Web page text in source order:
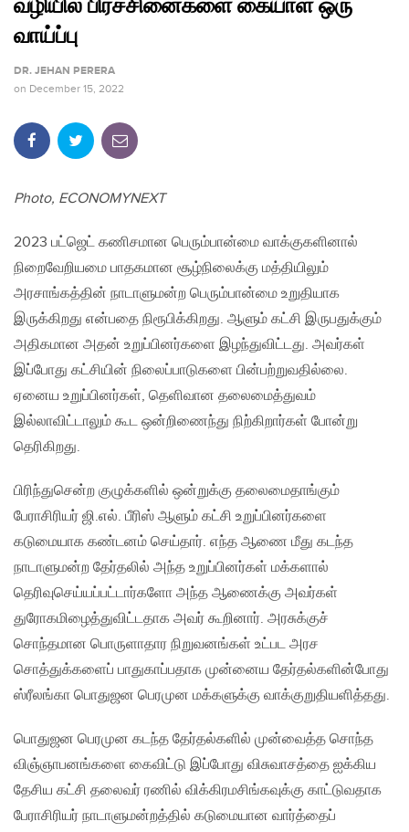
வழியில் பிரச்சினைகளை கையாள ஒரு
வாய்ப்பு
DR. JEHAN PERERA
on December 15, 2022
Photo, ECONOMYNEXT
2023 பட்ஜெட் கணிசமான பெரும்பான்மை வாக்குகளினால்
நிறைவேறியமை பாதகமான சூழ்நிலைக்கு மத்தியிலும்
அரசாங்கத்தின் நாடாளுமன்ற பெரும்பான்மை உறுதியாக
இருக்கிறது என்பதை நிரூபிக்கிறது. ஆளும் கட்சி இருபதுக்கும்
அதிகமான அதன் உறுப்பினர்களை இழந்துவிட்டது. அவர்கள்
இப்போது கட்சியின் நிலைப்பாடுகளை பின்பற்றுவதில்லை.
ஏனைய உறுப்பினர்கள், தெளிவான தலைமைத்துவம்
இல்லாவிட்டாலும் கூட ஒன்றிணைந்து நிற்கிறார்கள் போன்று
தெரிகிறது.
பிரிந்துசென்ற குழுக்களில் ஒன்றுக்கு தலைமைதாங்கும்
பேராசிரியர் ஜி.எல். பீரிஸ் ஆளும் கட்சி உறுப்பினர்களை
கடுமையாக கண்டனம் செய்தார். எந்த ஆணை மீது கடந்த
நாடாளுமன்ற தேர்தலில் அந்த உறுப்பினர்கள் மக்களால்
தெரிவுசெய்யப்பட்டார்களோ அந்த ஆணைக்கு அவர்கள்
துரோகமிழைத்துவிட்டதாக அவர் கூறினார். அரசுக்குச்
சொந்தமான பொருளாதார நிறுவனங்கள் உட்பட அரச
சொத்துக்களைப் பாதுகாப்பதாக முன்னைய தேர்தல்களின்போது
ஸ்ரீலங்கா பொதுஜன பெரமுன மக்களுக்கு வாக்குறுதியளித்தது.
பொதுஜன பெரமுன கடந்த தேர்தல்களில் முன்வைத்த சொந்த
விஞ்ஞாபனங்களை கைவிட்டு இப்போது விசுவாசத்தை ஐக்கிய
தேசிய கட்சி தலைவர் ரணில் விக்கிரமசிங்கவுக்கு காட்டுவதாக
பேராசிரியர் நாடாளுமன்றத்தில் கடுமையான வார்த்தைப்